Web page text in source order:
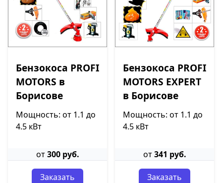
Бензокоса PROFI
MOTORS в
Борисове
Мощность: от 1.1 до
4.5 кВт
от300 руб.
Заказать
Бензокоса PROFI
MOTORS EXPERT
в Борисове
Мощность: от 1.1 до
4.5 кВт
от341 руб.
Заказать